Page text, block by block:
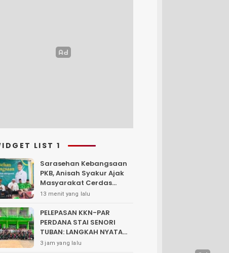
LIST 1
Sarasehan Kebangsaan
PKB, Anisah Syakur Ajak
Masyarakat Cerdas
Memilih dan Bijak
13 menit yang lalu
PELEPASAN KKN-PAR
PERDANA STAI SENORI
TUBAN: LANGKAH NYATA
PENGABDIAN KEPADA
3 jam yang lalu